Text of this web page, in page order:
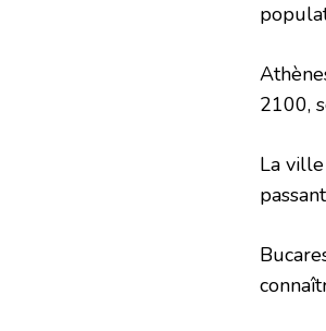
2100,
La